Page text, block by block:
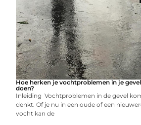
Hoe herken je vochtproblemen in je
doen?
Inleiding Vochtproblemen in de gevel
denkt. Of je nu in een oude of een
vocht kan de